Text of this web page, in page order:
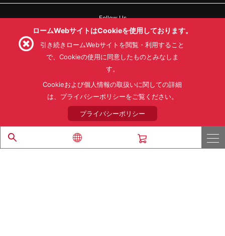
Follow Us
利用目的
プライバシーポリシー
サイトマップ
ローム製品の販売に関する標準契約条件書(PDF)
© 1997 - 2026 ROHM CO., LTD. ALL RIGHTS RESERVED.
ロームWebサイトはCookieを使用しております。
引き続きロームWebサイトを閲覧・利用すること
で、Cookieの使用に同意したものとみなしま
す。
Cookieおよび個人情報の取扱いに関しての詳細
は、プライバシーポリシーをご覧ください。
プライバシーポリシー